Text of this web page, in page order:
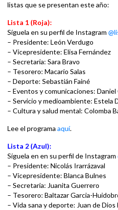
listas que se presentan este año:
Lista 1 (Roja):
Síguela en su perfil de Instagram
– Presidente: León Verdugo
– Vicepresidente: Elisa Fernández
– Secretaria: Sara Bravo
– Tesorero: Macario Salas
– Deporte: Sebastián Fainé
– Eventos y comunicaciones: Daniel
– Servicio y medioambiente: Estela
– Cultura y salud mental: Colomba
Lee el programa aquí.
Lista 2 (Azul):
Síguela en en su perfil de Instagram
– Presidente: Nicolás Irarrázaval
– Vicepresidente: Blanca Bulnes
– Secretaria: Juanita Guerrero
– Tesorero: Baltazar Garcia-
– Vida sana y deporte: Juan de Dios